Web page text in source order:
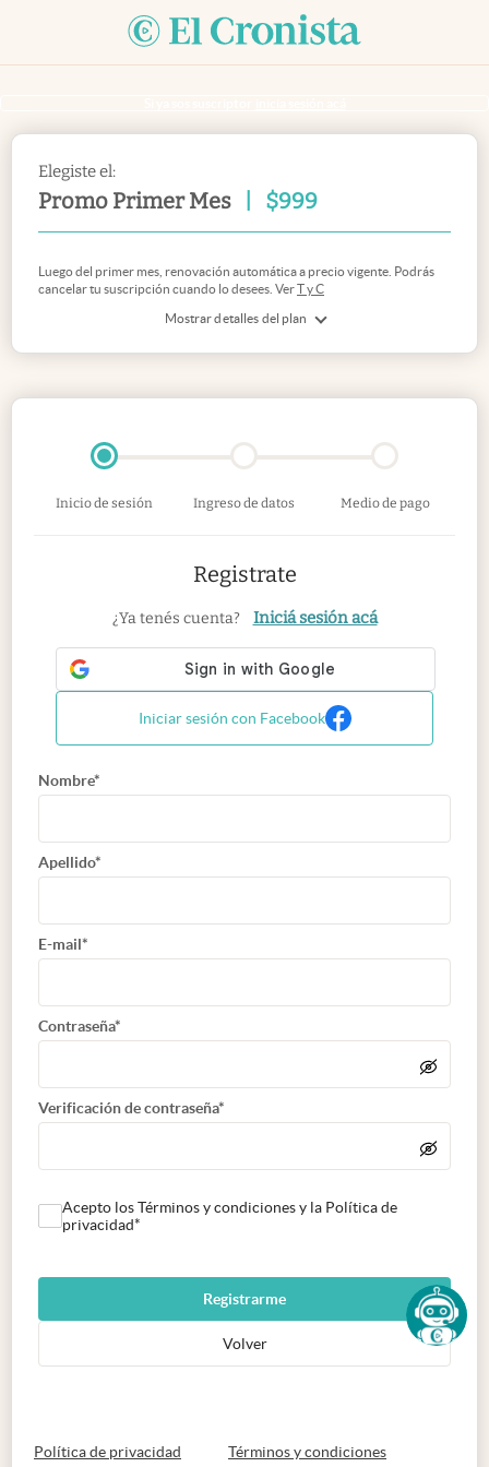
Elegiste el:
Promo Primer Mes $999
Mostrar detalles del plan
Luego del primer mes, renovación automática a precio vigente. Podrás
cancelar tu suscripción cuando lo desees. VerT y C
Inicio de sesión Ingreso de datos Medio de pago
Registrate
¿Ya tenés cuenta? Iniciá sesión acá
Iniciar sesión con Facebook
Nombre*
Apellido*
E-mail*
Contraseña*
Verificación de contraseña*
Acepto los Términos y condiciones y la Política de
privacidad*
Registrarme
Volver
Política de privacidad abre en nueva pestaña
Términos y condicionesabre en nueva